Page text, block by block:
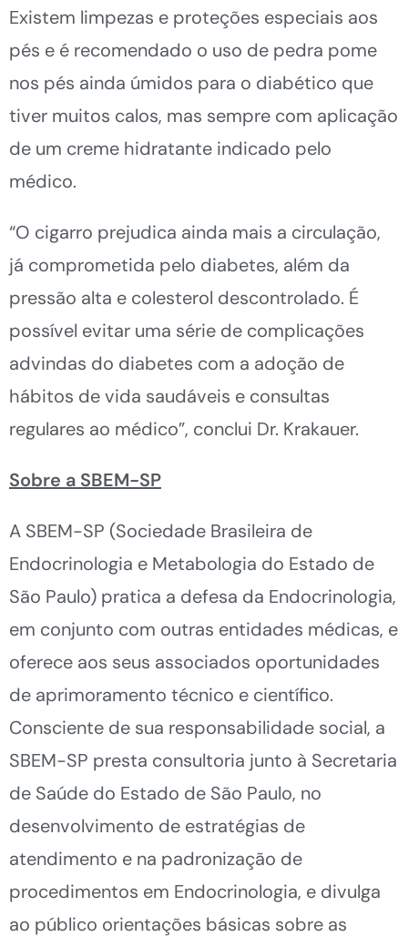
Existem limpezas e proteções especiais aos
pés e é recomendado o uso de pedra pome
nos pés ainda úmidos para o diabético que
tiver muitos calos, mas sempre com aplicação
de um creme hidratante indicado pelo
médico.
“O cigarro prejudica ainda mais a circulação,
já comprometida pelo diabetes, além da
pressão alta e colesterol descontrolado. É
possível evitar uma série de complicações
advindas do diabetes com a adoção de
hábitos de vida saudáveis e consultas
regulares ao médico”, conclui Dr. Krakauer.
Sobre a SBEM-SP
A SBEM-SP (Sociedade Brasileira de
Endocrinologia e Metabologia do Estado de
São Paulo) pratica a defesa da Endocrinologia,
em conjunto com outras entidades médicas, e
oferece aos seus associados oportunidades
de aprimoramento técnico e científico.
Consciente de sua responsabilidade social, a
SBEM-SP presta consultoria junto à Secretaria
de Saúde do Estado de São Paulo, no
desenvolvimento de estratégias de
atendimento e na padronização de
procedimentos em Endocrinologia, e divulga
ao público orientações básicas sobre as